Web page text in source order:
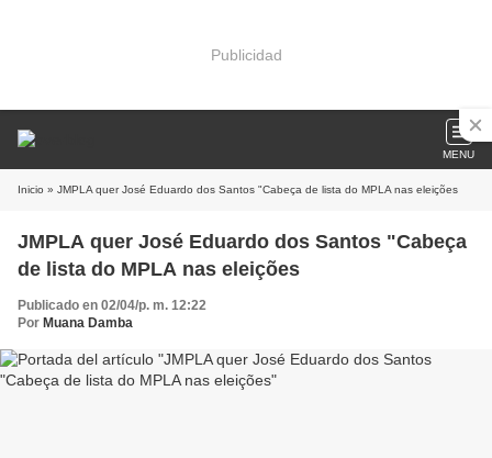
Publicidad
MENU
Inicio » JMPLA quer José Eduardo dos Santos "Cabeça de lista do MPLA nas eleições
JMPLA quer José Eduardo dos Santos "Cabeça
de lista do MPLA nas eleições
Publicado en 02/04/p. m. 12:22
Por Muana Damba